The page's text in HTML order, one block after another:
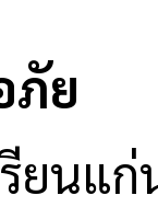
ภัย
รียนแ